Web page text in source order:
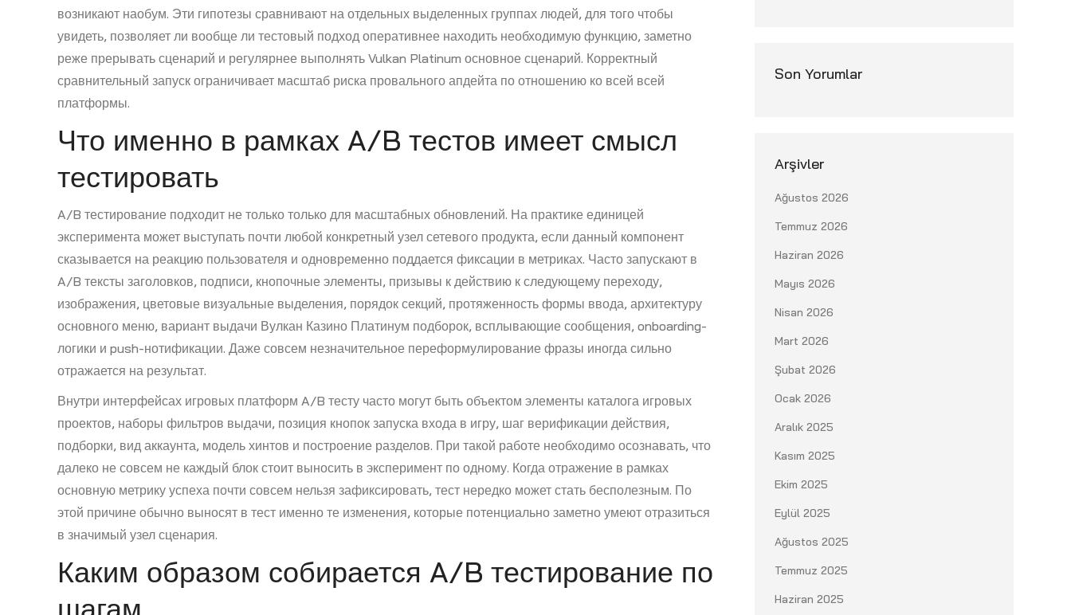
возникают наобум. Эти гипотезы сравнивают на отдельных выделенных группах людей, для того чтобы
увидеть, позволяет ли вообще ли тестовый подход оперативнее находить необходимую функцию, заметно
реже прерывать сценарий и регулярнее выполнять Vulkan Platinum основное сценарий. Корректный
сравнительный запуск ограничивает масштаб риска провального апдейта по отношению ко всей всей
платформы.
Что именно в рамках A/B тестов имеет смысл
тестировать
A/B тестирование подходит не только только для масштабных обновлений. На практике единицей
эксперимента может выступать почти любой конкретный узел сетевого продукта, если данный компонент
сказывается на реакцию пользователя и одновременно поддается фиксации в метриках. Часто запускают в
A/B тексты заголовков, подписи, кнопочные элементы, призывы к действию к следующему переходу,
изображения, цветовые визуальные выделения, порядок секций, протяженность формы ввода, архитектуру
основного меню, вариант выдачи Вулкан Казино Платинум подборок, всплывающие сообщения, onboarding-
логики и push-нотификации. Даже совсем незначительное переформулирование фразы иногда сильно
отражается на результат.
Внутри интерфейсах игровых платформ A/B тесту часто могут быть объектом элементы каталога игровых
проектов, наборы фильтров выдачи, позиция кнопок запуска входа в игру, шаг верификации действия,
подборки, вид аккаунта, модель хинтов и построение разделов. При такой работе необходимо осознавать, что
далеко не совсем не каждый блок стоит выносить в эксперимент по одному. Когда отражение в рамках
основную метрику успеха почти совсем нельзя зафиксировать, тест нередко может стать бесполезным. По
этой причине обычно выносят в тест именно те изменения, которые потенциально заметно умеют отразиться
в значимый узел сценария.
Каким образом собирается A/B тестирование по
Son Yorumlar
Arşivler
Ağustos 2026
Temmuz 2026
Haziran 2026
Mayıs 2026
Nisan 2026
Mart 2026
Şubat 2026
Ocak 2026
Aralık 2025
Kasım 2025
Ekim 2025
Eylül 2025
Ağustos 2025
Temmuz 2025
Haziran 2025